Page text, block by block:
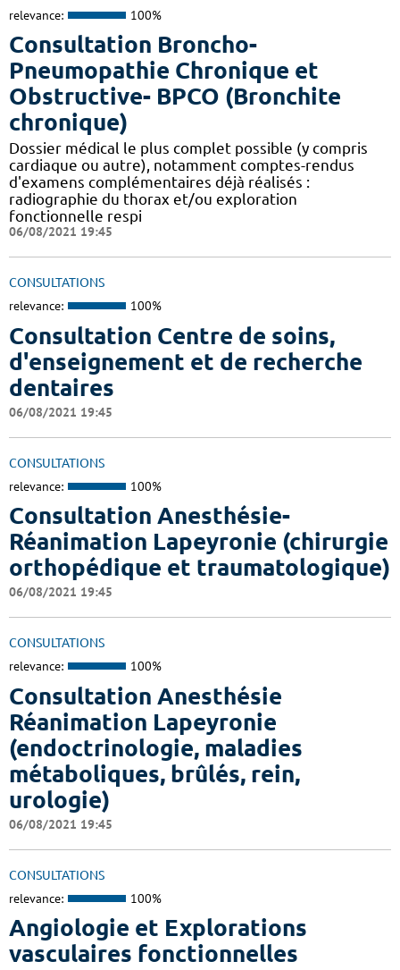
relevance: 100%
Consultation Broncho-
Pneumopathie Chronique et
Obstructive- BPCO (Bronchite
chronique)
Dossier médical le plus complet possible (y compris
cardiaque ou autre), notamment comptes-rendus
d'examens complémentaires déjà réalisés :
radiographie du thorax et/ou exploration
fonctionnelle respi
06/08/2021 19:45
CONSULTATIONS
relevance: 100%
Consultation Centre de soins,
d'enseignement et de recherche
dentaires
06/08/2021 19:45
CONSULTATIONS
relevance: 100%
Consultation Anesthésie-
Réanimation Lapeyronie (chirurgie
orthopédique et traumatologique)
06/08/2021 19:45
CONSULTATIONS
relevance: 100%
Consultation Anesthésie
Réanimation Lapeyronie
(endoctrinologie, maladies
métaboliques, brûlés, rein,
urologie)
06/08/2021 19:45
CONSULTATIONS
relevance: 100%
Angiologie et Explorations
vasculaires fonctionnelles